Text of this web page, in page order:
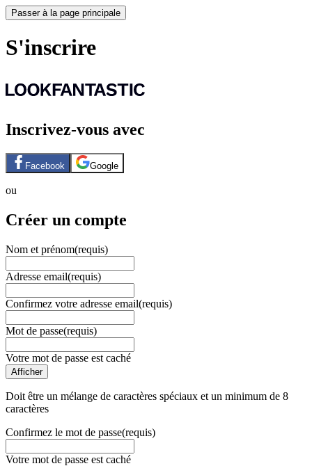
Passer à la page principale
S'inscrire
Inscrivez-vous avec
Facebook Google
ou
Créer un compte
Nom et prénom(requis)
Adresse email(requis)
Confirmez votre adresse email(requis)
Mot de passe(requis)
Votre mot de passe est caché
Afficher
Doit être un mélange de caractères spéciaux et un minimum de 8
caractères
Confirmez le mot de passe(requis)
Votre mot de passe est caché